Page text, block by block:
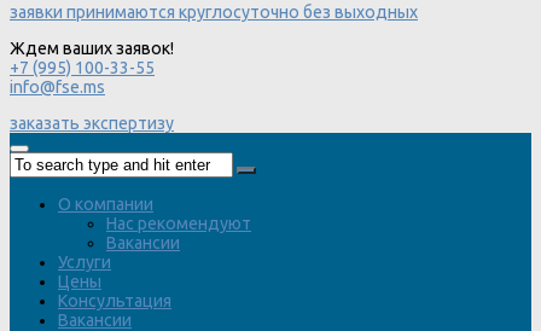
заявки принимаются круглосуточно без выходных
Ждем ваших заявок!
+7 (995) 100-33-55
info@fse.ms
заказать экспертизу
О компании
Нас рекомендуют
Вакансии
Услуги
Цены
Консультация
Вакансии